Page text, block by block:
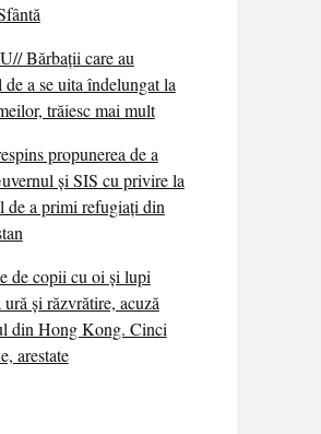
Bărbații care au
a se uita îndelungat la
trăiesc mai mult
propunerea de a
și SIS cu privire la
de a primi refugiați din
de copii cu oi și lupi
și răzvrătire, acuză
din Hong Kong. Cinci
arestate